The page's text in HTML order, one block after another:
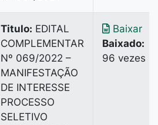
Titulo: EDITAL
COMPLEMENTAR
Nº 069/2022 –
MANIFESTAÇÃO
DE INTERESSE
PROCESSO
SELETIVO
Baixar
Baixado:
96 vezes